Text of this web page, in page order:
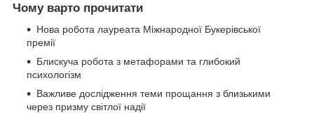
Чому варто прочитати
Нова робота лауреата Міжнародної Букерівської
премії
Блискуча робота з метафорами та глибокий
психологізм
Важливе дослідження теми прощання з близькими
через призму світлої надії